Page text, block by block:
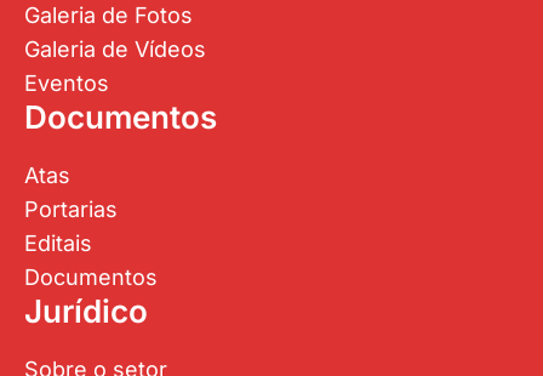
Galeria de Fotos
Galeria de Vídeos
Eventos
Documentos
Atas
Portarias
Editais
Documentos
Jurídico
Sobre o setor